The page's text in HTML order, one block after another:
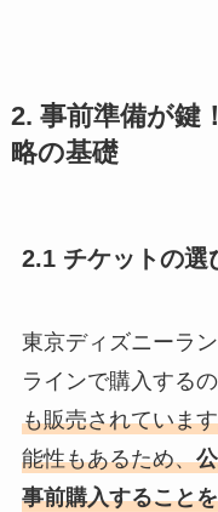
2. 事前準備が鍵
略の基礎
2.1 チケットの選
東京ディズニーラ
ラインで購入する
も販売されていま
能性もあるため、
事前購入すること